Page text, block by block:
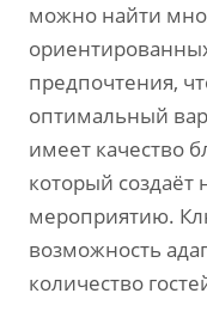
можно найти
предпочтения,
оптимальный
имеет качество
который создаёт
мероприятию.
возможность
количество